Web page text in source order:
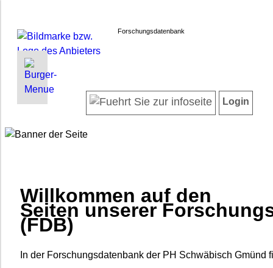
Forschungsdatenbank
INFORMATIONEN | SUCHEN
Forscherinnen und Forscher
Barrierefreiheit
Impressum
Datenschutz
LOGIN
Login
Willkommen auf den
Seiten unserer
(FDB)
In der Forschungsdatenbank der PH Schwäbisch Gmünd